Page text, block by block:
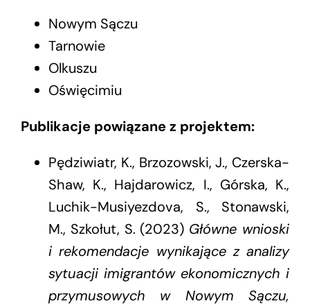
Nowym Sączu
Tarnowie
Olkuszu
Oświęcimiu
Publikacje powiązane z projektem:
Pędziwiatr, K., Brzozowski, J., Czerska-
Shaw, K., Hajdarowicz, I., Górska, K.,
Luchik-Musiyezdova, S., Stonawski,
M., Szkołut, S. (2023) Główne wnioski
i rekomendacje wynikające z analizy
sytuacji imigrantów ekonomicznych i
przymusowych w Nowym Sączu,